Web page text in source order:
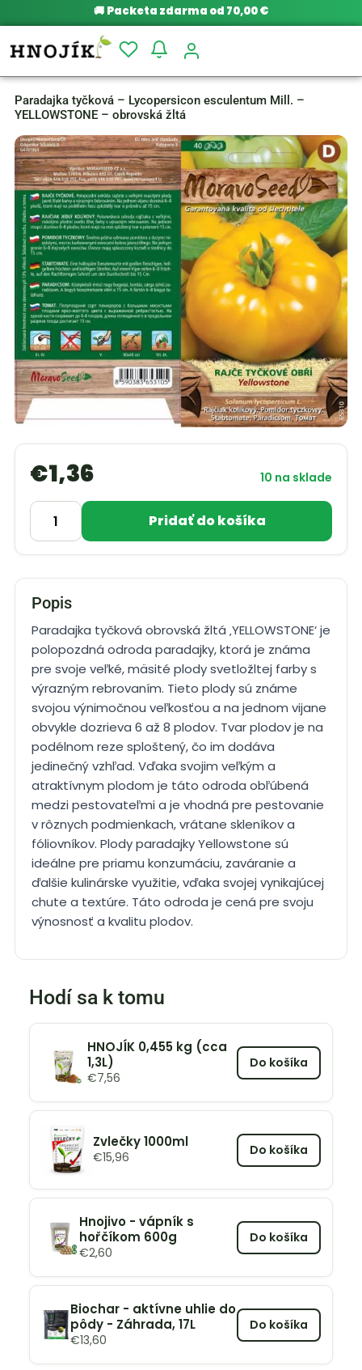
🚚 Packeta zdarma od 70,00 €
Paradajka tyčková – Lycopersicon esculentum Mill. –
YELLOWSTONE – obrovská žltá
€1,36 10 na sklade
Pridať do košíka
Popis
Paradajka tyčková obrovská žltá ‚YELLOWSTONE‘ je
polopozdná odroda paradajky, ktorá je známa
pre svoje veľké, mäsité plody svetložltej farby s
výrazným rebrovaním. Tieto plody sú známe
svojou výnimočnou veľkosťou a na jednom vijane
obvykle dozrieva 6 až 8 plodov. Tvar plodov je na
podélnom reze sploštený, čo im dodáva
jedinečný vzhľad. Vďaka svojim veľkým a
atraktívnym plodom je táto odroda obľúbená
medzi pestovateľmi a je vhodná pre pestovanie
v rôznych podmienkach, vrátane skleníkov a
fóliovníkov. Plody paradajky Yellowstone sú
ideálne pre priamu konzumáciu, zaváranie a
ďalšie kulinárske využitie, vďaka svojej vynikajúcej
chute a textúre. Táto odroda je cená pre svoju
výnosnosť a kvalitu plodov.
Hodí sa k tomu
HNOJÍK 0,455 kg (cca
1,3L)
€7,56
Do košíka
Zvlečky 1000ml
€15,96 Do košíka
Hnojivo - vápník s
hořčíkom 600g
€2,60
Do košíka
Biochar - aktívne uhlie do
pôdy - Záhrada, 17L
€13,60
Do košíka